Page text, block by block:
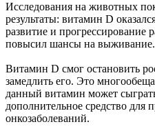
Исследования на животных
результаты: витамин D
развитие и прогрессирование
повысил шансы на выживание.
Витамин D смог остановить
замедлить его. Это
данный витамин может
дополнительное средство для
онкозаболеваний.